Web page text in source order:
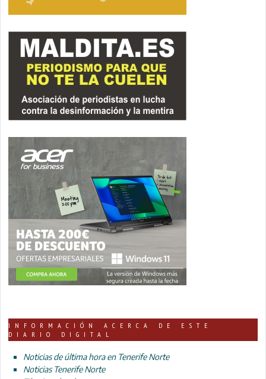
INFORMACIÓN ACERCA DE ESTE
DIARIO DIGITAL
Noticias de última hora en Tenerife Norte
Noticias Tenerife Norte